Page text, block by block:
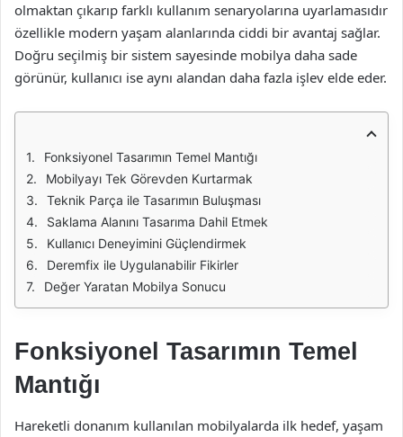
olmaktan çıkarıp farklı kullanım senaryolarına uyarlamasıdır
özellikle modern yaşam alanlarında ciddi bir avantaj sağlar.
Doğru seçilmiş bir sistem sayesinde mobilya daha sade
görünür, kullanıcı ise aynı alandan daha fazla işlev elde eder.
Fonksiyonel Tasarımın Temel Mantığı
Mobilyayı Tek Görevden Kurtarmak
Teknik Parça ile Tasarımın Buluşması
Saklama Alanını Tasarıma Dahil Etmek
Kullanıcı Deneyimini Güçlendirmek
Deremfix ile Uygulanabilir Fikirler
Değer Yaratan Mobilya Sonucu
Fonksiyonel Tasarımın Temel
Mantığı
Hareketli donanım kullanılan mobilyalarda ilk hedef, yaşam